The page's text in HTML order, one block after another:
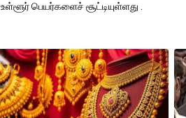
உள்ளூர் பெயர்களைச் சூட்டியுள்ளது .